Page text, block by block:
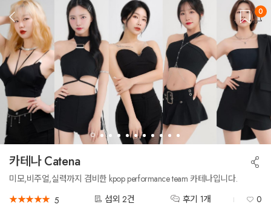
뒤
로
가
기
0
카테나 Catena
미모,비주얼,실력까지 겸비한 kpop performance team 카테나입니다.
★★★★★
★★★★★ 5 섭외 2건 후기 1개 0
공
유